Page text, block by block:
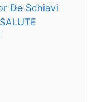
De Schiavi